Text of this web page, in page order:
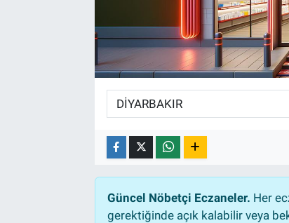
Güncel Nöbetçi Eczaneler. Her
gerektiğinde açık kalabilir veya